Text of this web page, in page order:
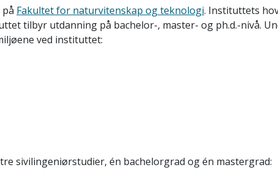
Fakultet for naturvitenskap og teknologi. Instituttets
tilbyr utdanning på bachelor-, master- og ph.d.-nivå.
ved instituttet:
sivilingeniørstudier, én bachelorgrad og én mastergrad: